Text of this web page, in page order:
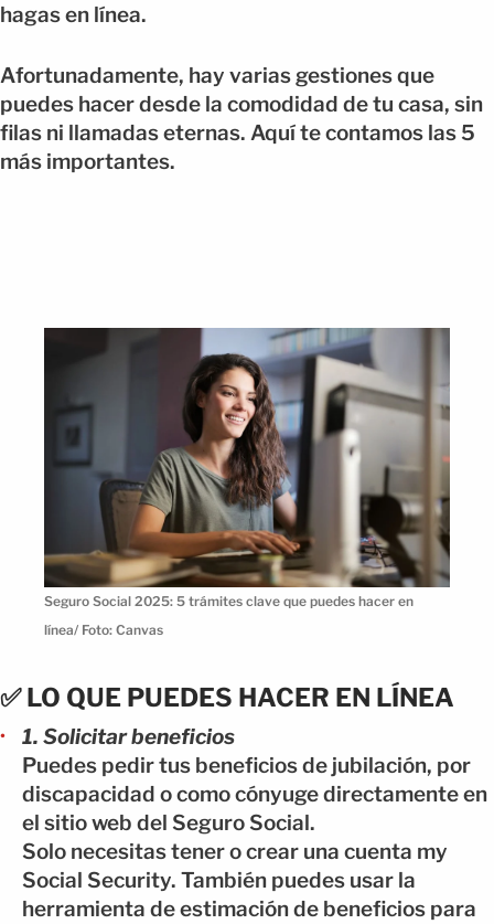
hagas en línea.
Afortunadamente, hay varias gestiones que
puedes hacer desde la comodidad de tu casa, sin
filas ni llamadas eternas. Aquí te contamos las 5
más importantes.
Seguro Social 2025: 5 trámites clave que puedes hacer en
línea/ Foto: Canvas
✅ LO QUE PUEDES HACER EN LÍNEA
1. Solicitar beneficios
Puedes pedir tus beneficios de jubilación, por
discapacidad o como cónyuge directamente en
el sitio web del Seguro Social.
Solo necesitas tener o crear una cuenta my
Social Security. También puedes usar la
herramienta de estimación de beneficios para